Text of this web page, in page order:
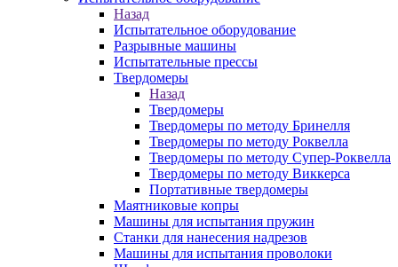
Назад
Испытательное оборудование
Разрывные машины
Испытательные прессы
Твердомеры
Назад
Твердомеры
Твердомеры по методу Бринелля
Твердомеры по методу Роквелла
Твердомеры по методу Супер-Роквелла
Твердомеры по методу Виккерса
Портативные твердомеры
Маятниковые копры
Машины для испытания пружин
Станки для нанесения надрезов
Машины для испытания проволоки